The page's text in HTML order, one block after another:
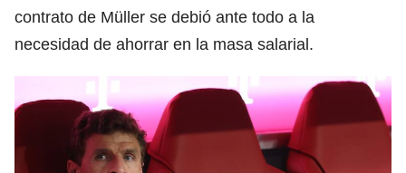
contrato de Müller se debió ante todo a la
necesidad de ahorrar en la masa salarial.